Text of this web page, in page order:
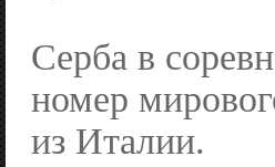
Серба в
номер
из Италии.